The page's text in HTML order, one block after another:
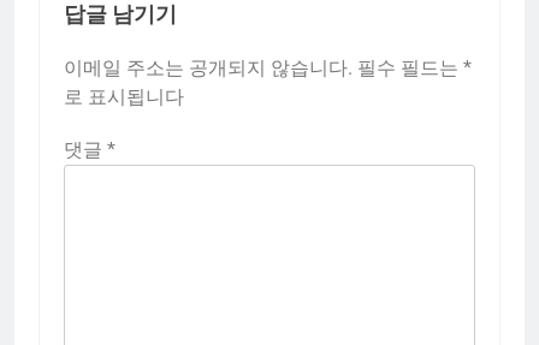
답글 남기기
이메일 주소는 공개되지 않습니다. 필수 필드는 *
로 표시됩니다
댓글 *